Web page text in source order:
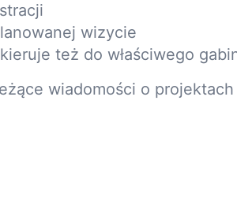
wizycie
też do właściwego
wiadomości o projektach